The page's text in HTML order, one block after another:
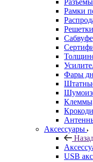
Рамки
Фары
Аксессуары
USB